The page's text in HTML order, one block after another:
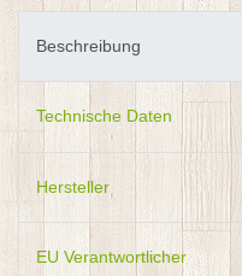
Beschreibung
Technische Daten
Hersteller
EU Verantwortlicher